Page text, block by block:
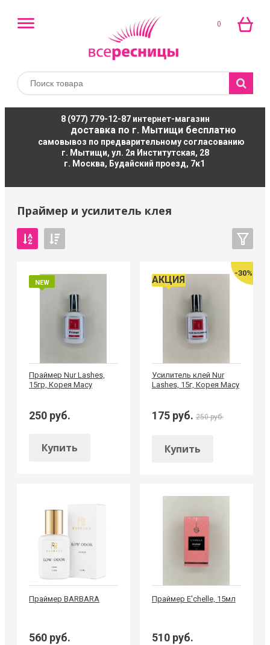
0
8 (977) 779-12-87интернет-магазин
доставка по г. Мытищи бесплатно
самовывоз по предварительному согласованию
г. Мытищи, ул. 2я Институтская, 28
г. Москва, Будайский проезд, 7к1
Праймер и усилитель клея
NEW
Праймер Nur Lashes,
15гр, Корея Macy
250 руб.
Купить
-30%
АКЦИЯ
Усилитель клей Nur
Lashes, 15г, Корея Macy
175 руб. 250 руб.
Купить
Праймер BARBARA
560 руб.
Праймер E'chelle, 15мл
510 руб.